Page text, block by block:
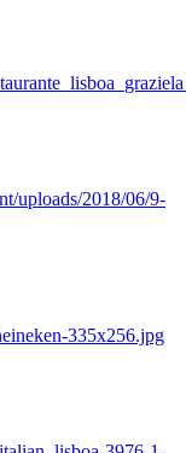
uploads/2018/06/9-
335x256.jpg